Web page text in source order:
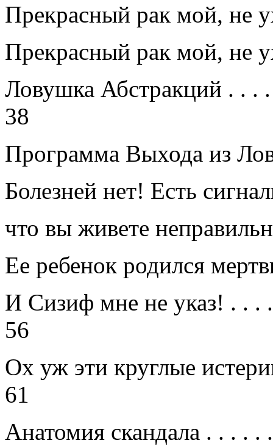
Прекрасный рак мой, не
Прекрасный рак мой, не
Ловушка Абстракций . . .
38
Программа Выхода из
Болезней нет! Есть
что вы живете
Ее ребенок родился
И Сизиф мне не указ! . . .
56
Ох уж эти круглые
61
Анатомия скандала . . . . .